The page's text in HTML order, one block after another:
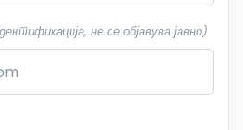
не се објавува јавно)